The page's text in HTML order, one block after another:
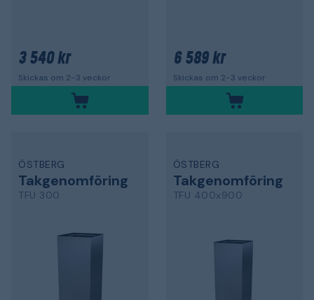
3 540 kr
Skickas om 2-3 veckor
6 589 kr
Skickas om 2-3 veckor
ÖSTBERG
Takgenomföring
TFU 300
ÖSTBERG
Takgenomföring
TFU 400x900